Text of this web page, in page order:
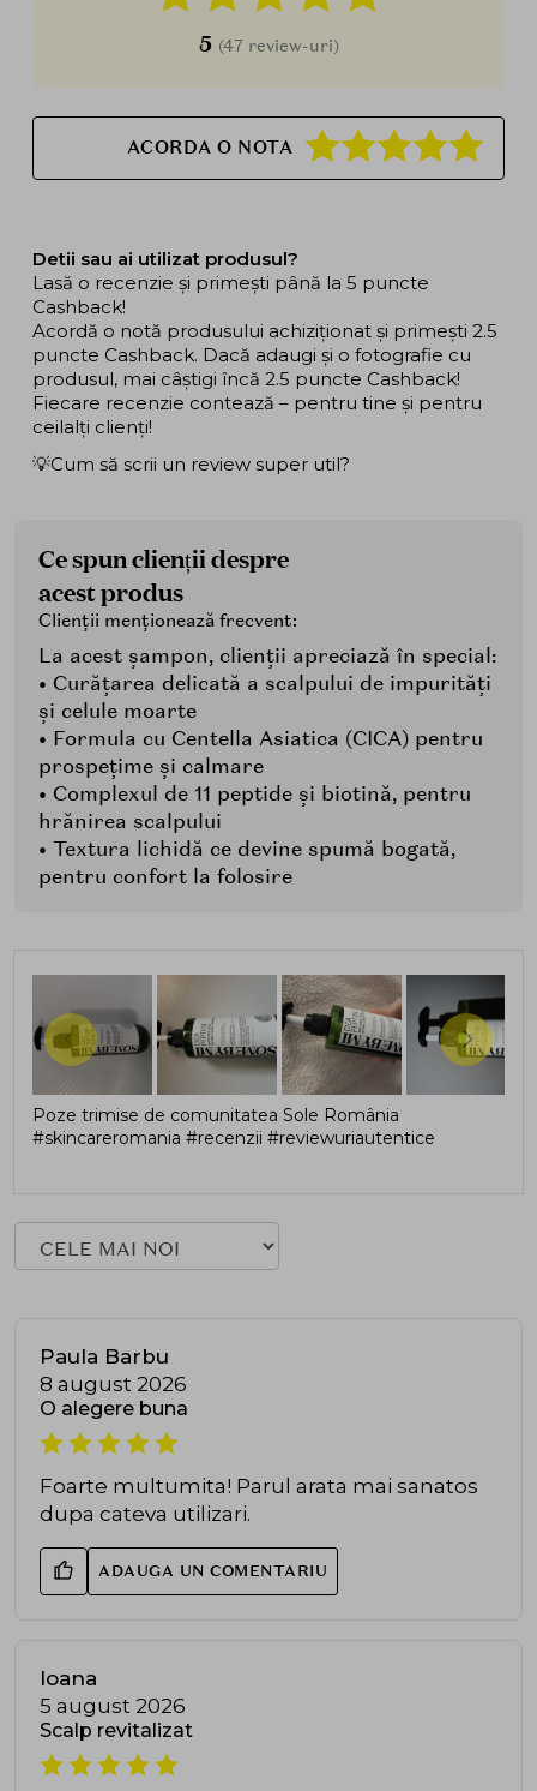
5 (47 review-uri)
ACORDA O NOTA
Detii sau ai utilizat produsul?
Lasă o recenzie și primești până la 5 puncte
Cashback!
Acordă o notă produsului achiziționat și primești 2.5
puncte Cashback. Dacă adaugi și o fotografie cu
produsul, mai câștigi încă 2.5 puncte Cashback!
Fiecare recenzie contează – pentru tine și pentru
ceilalți clienți!
💡Cum să scrii un review super util?
Ce spun clienții despre
acest produs
Clienții menționează frecvent:
La acest șampon, clienții apreciază în special:
• Curățarea delicată a scalpului de impurități
și celule moarte
• Formula cu Centella Asiatica (CICA) pentru
prospețime și calmare
• Complexul de 11 peptide și biotină, pentru
hrănirea scalpului
• Textura lichidă ce devine spumă bogată,
pentru confort la folosire
Poze trimise de comunitatea Sole România
#skincareromania #recenzii #reviewuriautentice
Paula Barbu
8 august 2026
O alegere buna
Foarte multumita! Parul arata mai sanatos
dupa cateva utilizari.
ADAUGA UN COMENTARIU
Ioana
5 august 2026
Scalp revitalizat